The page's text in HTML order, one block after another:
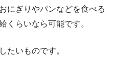
にぎりやパンなどを食べる
くらいなら可能です。
たいものです。